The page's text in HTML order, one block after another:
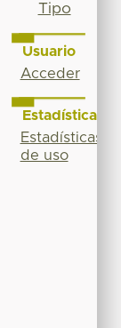
Tipo
Usuario
Acceder
Estadísticas
Estadísticas
de uso